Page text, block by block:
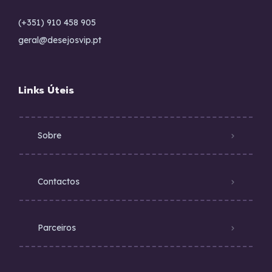
(+351) 910 458 905
geral@desejosvip.pt
Links Úteis
Sobre
Contactos
Parceiros